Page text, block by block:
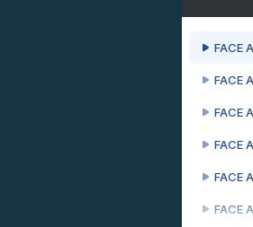
FACE
FACE
FACE
FACE
FACE
FACE